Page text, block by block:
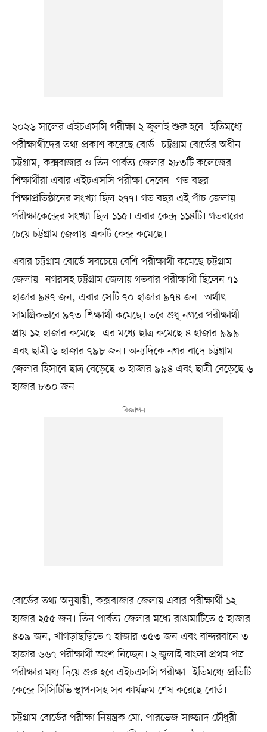
২০২৬ সালের এইচএসসি পরীক্ষা ২ জুলাই শুরু হবে। ইতিমধ্যে
পরীক্ষার্থীদের তথ্য প্রকাশ করেছে বোর্ড। চট্টগ্রাম বোর্ডের অধীন
চট্টগ্রাম, কক্সবাজার ও তিন পার্বত্য জেলার ২৮৩টি কলেজের
শিক্ষার্থীরা এবার এইচএসসি পরীক্ষা দেবেন। গত বছর
শিক্ষাপ্রতিষ্ঠানের সংখ্যা ছিল ২৭৭। গত বছর এই পাঁচ জেলায়
পরীক্ষাকেন্দ্রের সংখ্যা ছিল ১১৫। এবার কেন্দ্র ১১৪টি। গতবারের
চেয়ে চট্টগ্রাম জেলায় একটি কেন্দ্র কমেছে।
এবার চট্টগ্রাম বোর্ডে সবচেয়ে বেশি পরীক্ষার্থী কমেছে চট্টগ্রাম
জেলায়। নগরসহ চট্টগ্রাম জেলায় গতবার পরীক্ষার্থী ছিলেন ৭১
হাজার ৯৪৭ জন, এবার সেটি ৭০ হাজার ৯৭৪ জন। অর্থাৎ
সামগ্রিকভাবে ৯৭৩ শিক্ষার্থী কমেছে। তবে শুধু নগরে পরীক্ষার্থী
প্রায় ১২ হাজার কমেছে। এর মধ্যে ছাত্র কমেছে ৪ হাজার ৯৯৯
এবং ছাত্রী ৬ হাজার ৭৯৮ জন। অন্যদিকে নগর বাদে চট্টগ্রাম
জেলার হিসাবে ছাত্র বেড়েছে ৩ হাজার ৯৯৪ এবং ছাত্রী বেড়েছে ৬
হাজার ৮৩০ জন।
বোর্ডের তথ্য অনুযায়ী, কক্সবাজার জেলায় এবার পরীক্ষার্থী ১২
হাজার ২৫৫ জন। তিন পার্বত্য জেলার মধ্যে রাঙামাটিতে ৫ হাজার
৪৩৯ জন, খাগড়াছড়িতে ৭ হাজার ৩৫৩ জন এবং বান্দরবানে ৩
হাজার ৬৬৭ পরীক্ষার্থী অংশ নিচ্ছেন। ২ জুলাই বাংলা প্রথম পত্র
পরীক্ষার মধ্য দিয়ে শুরু হবে এইচএসসি পরীক্ষা। ইতিমধ্যে প্রতিটি
কেন্দ্রে সিসিটিভি স্থাপনসহ সব কার্যক্রম শেষ করেছে বোর্ড।
চট্টগ্রাম বোর্ডের পরীক্ষা নিয়ন্ত্রক মো. পারভেজ সাজ্জাদ চৌধুরী